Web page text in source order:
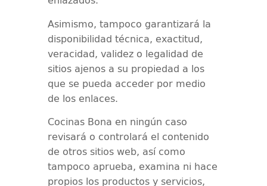
Asimismo, tampoco garantizará la
disponibilidad técnica, exactitud,
veracidad, validez o legalidad de
sitios ajenos a su propiedad a los
que se pueda acceder por medio
de los enlaces.
Cocinas Bona en ningún caso
revisará o controlará el contenido
de otros sitios web, así como
tampoco aprueba, examina ni hace
propios los productos y servicios,